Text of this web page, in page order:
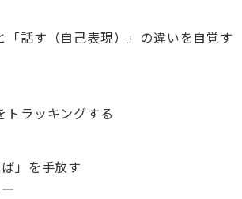
「話す（自己表現）」の違いを自覚す
トラッキングする
」を手放す
―